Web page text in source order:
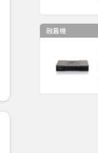
融着機